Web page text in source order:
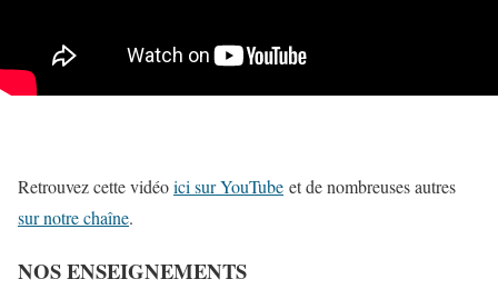
Retrouvez cette vidéoici sur YouTube et de nombreuses autres
sur notre chaîne.
NOS ENSEIGNEMENTS